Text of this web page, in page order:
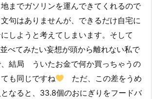
までガソリンを運んできてくれるので
句はありませんが、できるだけ自宅に
しようと考えてしまいます。そして
べてみたい妄想が頭から離れない私で
結局 ういたお金で何か買っちゃうの
も同じですね
ただ、この差をうめ
なると、33.8個のおにぎりをフードバ